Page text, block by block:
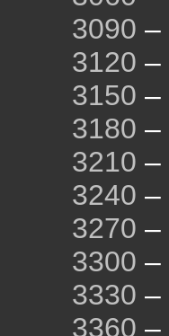
3090 –
3120 –
3150 –
3180 –
3210 –
3240 –
3270 –
3300 –
3330 –
3360 –